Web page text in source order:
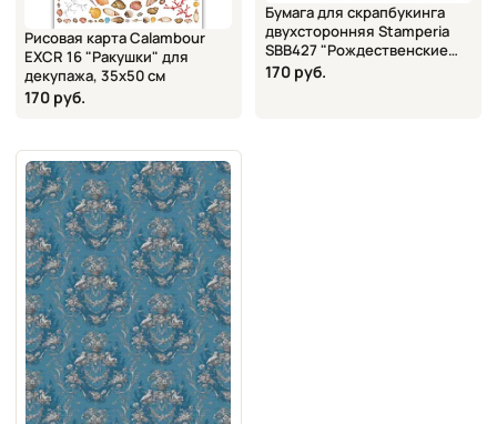
Рисовая карта Calambour
EXCR 16 "Ракушки" для
декупажа, 35х50 см
170 руб.
Бумага для скрапбукинга
двухсторонняя Stamperia
SBB427 "Рождественские
мотивы", 31,5х30,5 см
170 руб.